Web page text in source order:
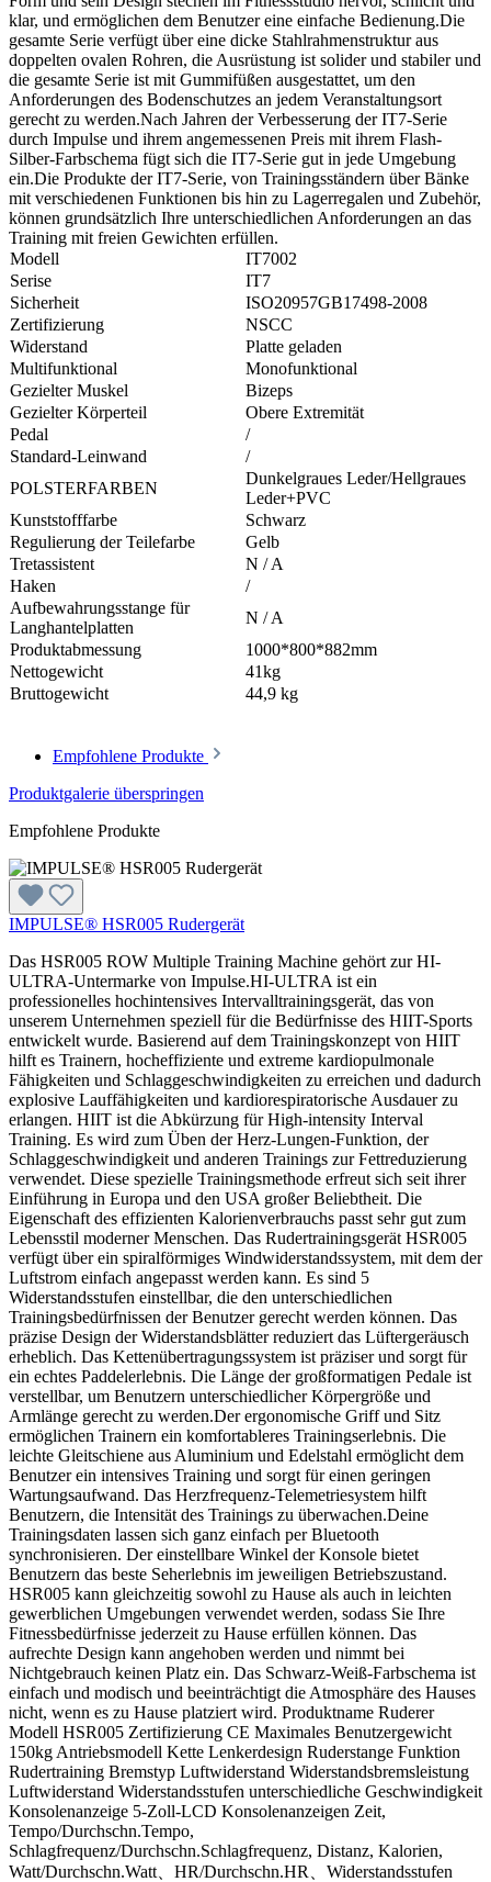
klar, und ermöglichen dem Benutzer eine einfache Bedienung.Die
gesamte Serie verfügt über eine dicke Stahlrahmenstruktur aus
doppelten ovalen Rohren, die Ausrüstung ist solider und stabiler und
die gesamte Serie ist mit Gummifüßen ausgestattet, um den
Anforderungen des Bodenschutzes an jedem Veranstaltungsort
gerecht zu werden.Nach Jahren der Verbesserung der IT7-Serie
durch Impulse und ihrem angemessenen Preis mit ihrem Flash-
Silber-Farbschema fügt sich die IT7-Serie gut in jede Umgebung
ein.Die Produkte der IT7-Serie, von Trainingsständern über Bänke
mit verschiedenen Funktionen bis hin zu Lagerregalen und Zubehör,
können grundsätzlich Ihre unterschiedlichen Anforderungen an das
Training mit freien Gewichten erfüllen.
Modell
IT7002
Serise
IT7
Sicherheit
ISO20957GB17498-2008
Zertifizierung
NSCC
Widerstand
Platte geladen
Multifunktional
Monofunktional
Gezielter Muskel
Bizeps
Gezielter Körperteil
Obere Extremität
Pedal
/
Standard-Leinwand
/
POLSTERFARBEN
Dunkelgraues Leder/Hellgraues
Leder+PVC
Kunststofffarbe
Schwarz
Regulierung der Teilefarbe
Gelb
Tretassistent
N / A
Haken
/
Aufbewahrungsstange für
Langhantelplatten
N / A
Produktabmessung
1000*800*882mm
Nettogewicht
41kg
Bruttogewicht
44,9 kg
Empfohlene Produkte
Produktgalerie überspringen
Empfohlene Produkte
IMPULSE® HSR005 Rudergerät
Das HSR005 ROW Multiple Training Machine gehört zur HI-
ULTRA-Untermarke von Impulse.HI-ULTRA ist ein
professionelles hochintensives Intervalltrainingsgerät, das von
unserem Unternehmen speziell für die Bedürfnisse des HIIT-Sports
entwickelt wurde. Basierend auf dem Trainingskonzept von HIIT
hilft es Trainern, hocheffiziente und extreme kardiopulmonale
Fähigkeiten und Schlaggeschwindigkeiten zu erreichen und dadurch
explosive Lauffähigkeiten und kardiorespiratorische Ausdauer zu
erlangen. HIIT ist die Abkürzung für High-intensity Interval
Training. Es wird zum Üben der Herz-Lungen-Funktion, der
Schlaggeschwindigkeit und anderen Trainings zur Fettreduzierung
verwendet. Diese spezielle Trainingsmethode erfreut sich seit ihrer
Einführung in Europa und den USA großer Beliebtheit. Die
Eigenschaft des effizienten Kalorienverbrauchs passt sehr gut zum
Lebensstil moderner Menschen. Das Rudertrainingsgerät HSR005
verfügt über ein spiralförmiges Windwiderstandssystem, mit dem der
Luftstrom einfach angepasst werden kann. Es sind 5
Widerstandsstufen einstellbar, die den unterschiedlichen
Trainingsbedürfnissen der Benutzer gerecht werden können. Das
präzise Design der Widerstandsblätter reduziert das Lüftergeräusch
erheblich. Das Kettenübertragungssystem ist präziser und sorgt für
ein echtes Paddelerlebnis. Die Länge der großformatigen Pedale ist
verstellbar, um Benutzern unterschiedlicher Körpergröße und
Armlänge gerecht zu werden.Der ergonomische Griff und Sitz
ermöglichen Trainern ein komfortableres Trainingserlebnis. Die
leichte Gleitschiene aus Aluminium und Edelstahl ermöglicht dem
Benutzer ein intensives Training und sorgt für einen geringen
Wartungsaufwand. Das Herzfrequenz-Telemetriesystem hilft
Benutzern, die Intensität des Trainings zu überwachen.Deine
Trainingsdaten lassen sich ganz einfach per Bluetooth
synchronisieren. Der einstellbare Winkel der Konsole bietet
Benutzern das beste Seherlebnis im jeweiligen Betriebszustand.
HSR005 kann gleichzeitig sowohl zu Hause als auch in leichten
gewerblichen Umgebungen verwendet werden, sodass Sie Ihre
Fitnessbedürfnisse jederzeit zu Hause erfüllen können. Das
aufrechte Design kann angehoben werden und nimmt bei
Nichtgebrauch keinen Platz ein. Das Schwarz-Weiß-Farbschema ist
einfach und modisch und beeinträchtigt die Atmosphäre des Hauses
nicht, wenn es zu Hause platziert wird. Produktname Ruderer
Modell HSR005 Zertifizierung CE Maximales Benutzergewicht
150kg Antriebsmodell Kette Lenkerdesign Ruderstange Funktion
Rudertraining Bremstyp Luftwiderstand Widerstandsbremsleistung
Luftwiderstand Widerstandsstufen unterschiedliche Geschwindigkeit
Konsolenanzeige 5-Zoll-LCD Konsolenanzeigen Zeit,
Tempo/Durchschn.Tempo,
Schlagfrequenz/Durchschn.Schlagfrequenz, Distanz, Kalorien,
Watt/Durchschn.Watt、HR/Durchschn.HR、Widerstandsstufen